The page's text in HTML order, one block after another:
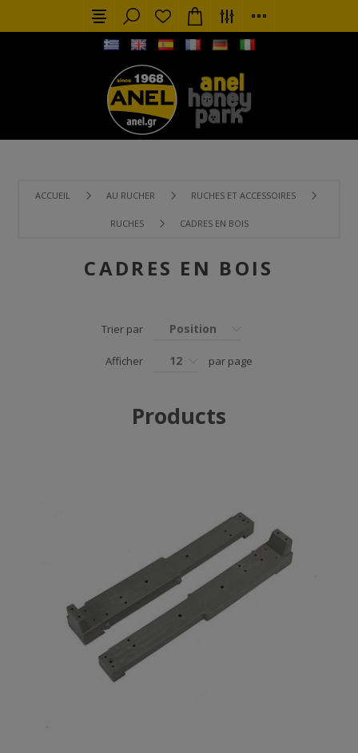
ACCUEIL AU RUCHER RUCHES ET ACCESSOIRES
RUCHES CADRES EN BOIS
CADRES EN BOIS
Trier par Position
Afficher 12 par page
Products